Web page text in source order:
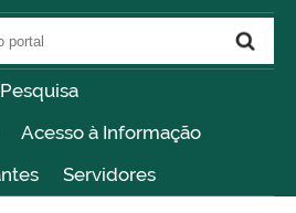
Pesquisa
Acesso à Informação
Servidores